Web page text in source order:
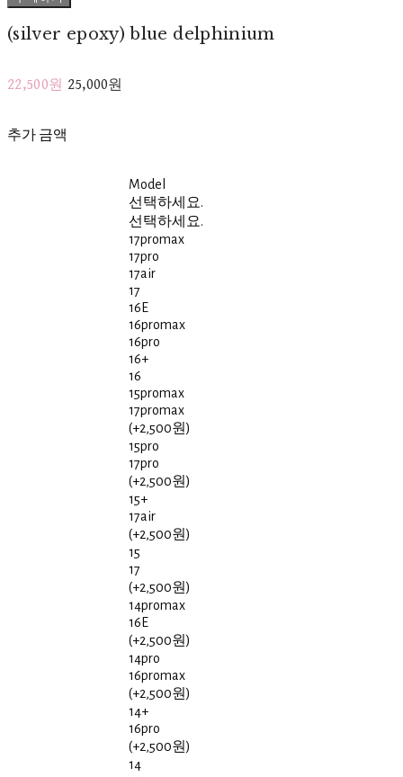
(silver epoxy) blue delphinium
22,500원 25,000원
추가 금액
Model
선택하세요.
선택하세요.
17promax
17pro
17air
17
16E
16promax
16pro
16+
16
15promax
17promax
(+2,500원)
15pro
17pro
(+2,500원)
15+
17air
(+2,500원)
15
17
(+2,500원)
14promax
16E
(+2,500원)
14pro
16promax
(+2,500원)
14+
16pro
(+2,500원)
14